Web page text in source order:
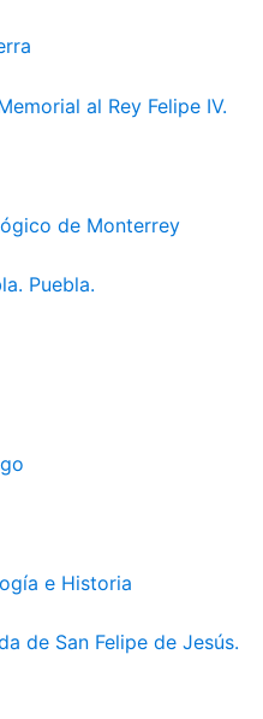
al Rey Felipe IV.
de Monterrey
Puebla.
e Historia
de San Felipe de Jesús.